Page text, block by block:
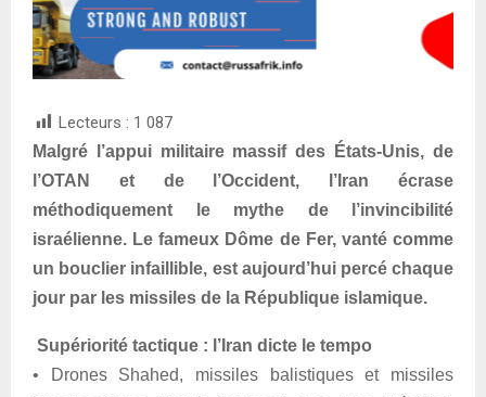
Lecteurs : 1 087
Malgré l’appui militaire massif des États-Unis, de
l’OTAN et de l’Occident, l’Iran écrase
méthodiquement le mythe de l’invincibilité
israélienne. Le fameux Dôme de Fer, vanté comme
un bouclier infaillible, est aujourd’hui percé chaque
jour par les missiles de la République islamique.
Supériorité tactique : l’Iran dicte le tempo
• Drones Shahed, missiles balistiques et missiles